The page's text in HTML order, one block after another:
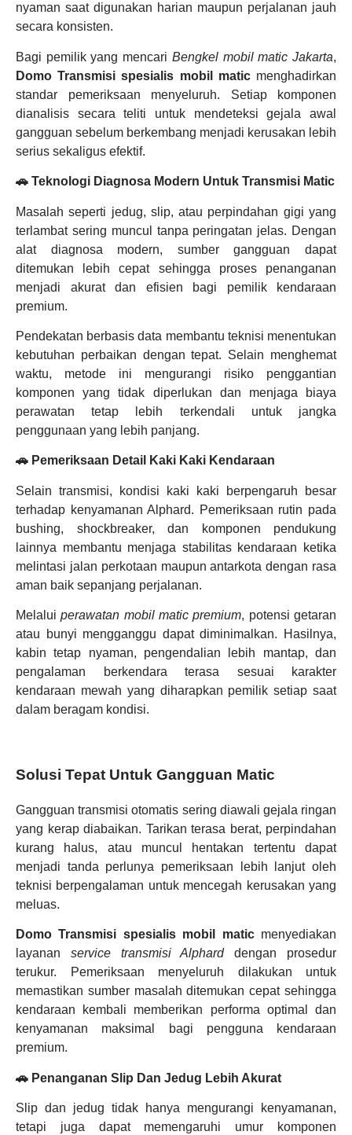
nyaman saat digunakan harian maupun perjalanan jauh
secara konsisten.
Bagi pemilik yang mencari Bengkel mobil matic Jakarta,
Domo Transmisi spesialis mobil maticmenghadirkan
standar pemeriksaan menyeluruh. Setiap komponen
dianalisis secara teliti untuk mendeteksi gejala awal
gangguan sebelum berkembang menjadi kerusakan lebih
serius sekaligus efektif.
🚗 Teknologi Diagnosa Modern Untuk Transmisi Matic
Masalah seperti jedug, slip, atau perpindahan gigi yang
terlambat sering muncul tanpa peringatan jelas. Dengan
alat diagnosa modern, sumber gangguan dapat
ditemukan lebih cepat sehingga proses penanganan
menjadi akurat dan efisien bagi pemilik kendaraan
premium.
Pendekatan berbasis data membantu teknisi menentukan
kebutuhan perbaikan dengan tepat. Selain menghemat
waktu, metode ini mengurangi risiko penggantian
komponen yang tidak diperlukan dan menjaga biaya
perawatan tetap lebih terkendali untuk jangka
penggunaan yang lebih panjang.
🚗 Pemeriksaan Detail Kaki Kaki Kendaraan
Selain transmisi, kondisi kaki kaki berpengaruh besar
terhadap kenyamanan Alphard. Pemeriksaan rutin pada
bushing, shockbreaker, dan komponen pendukung
lainnya membantu menjaga stabilitas kendaraan ketika
melintasi jalan perkotaan maupun antarkota dengan rasa
aman baik sepanjang perjalanan.
Melaluiperawatan mobil matic premium, potensi getaran
atau bunyi mengganggu dapat diminimalkan. Hasilnya,
kabin tetap nyaman, pengendalian lebih mantap, dan
pengalaman berkendara terasa sesuai karakter
kendaraan mewah yang diharapkan pemilik setiap saat
dalam beragam kondisi.
Solusi Tepat Untuk Gangguan Matic
Gangguan transmisi otomatis sering diawali gejala ringan
yang kerap diabaikan. Tarikan terasa berat, perpindahan
kurang halus, atau muncul hentakan tertentu dapat
menjadi tanda perlunya pemeriksaan lebih lanjut oleh
teknisi berpengalaman untuk mencegah kerusakan yang
meluas.
Domo Transmisi spesialis mobil maticmenyediakan
layanan service transmisi Alpharddengan prosedur
terukur. Pemeriksaan menyeluruh dilakukan untuk
memastikan sumber masalah ditemukan cepat sehingga
kendaraan kembali memberikan performa optimal dan
kenyamanan maksimal bagi pengguna kendaraan
premium.
🚗 Penanganan Slip Dan Jedug Lebih Akurat
Slip dan jedug tidak hanya mengurangi kenyamanan,
tetapi juga dapat memengaruhi umur komponen